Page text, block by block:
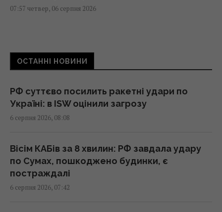
07:57 четвер, 06 серпня 2026
"жахливих жертвах" після удару по Києву, –
WP
Привітання з Преображенням Господнім:
зворушливі побажання та листівки
Сьогодні - Яблучний Спас: як правильно
вітати рідних і близьких
07:30 четвер, 06 серпня 2026
ОСТАННІ НОВИНИ
РФ суттєво посилить ракетні удари по
Україні: в ISW оцінили загрозу
6 серпня 2026, 08:08
Вісім КАБів за 8 хвилин: РФ завдала удару
по Сумах, пошкоджено будинки, є
постраждалі
6 серпня 2026, 07:42